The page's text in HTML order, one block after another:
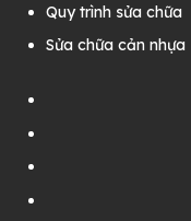
Quy trình sửa chữa
Sửa chữa cản nhựa